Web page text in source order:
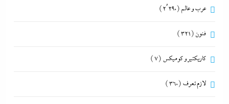
عرب و عالم (2٬290)
فنون (321)
كاريكتير و كوميكس (7)
لازم تعرف (360)